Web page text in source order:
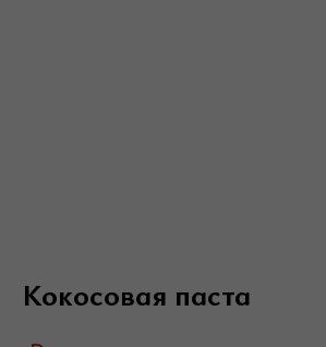
Кокосовая паста